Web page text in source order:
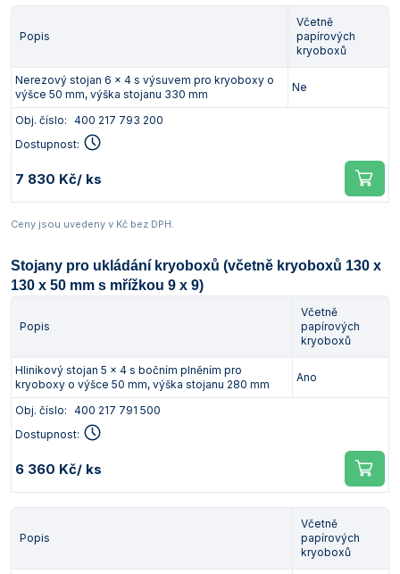
Popis
Včetně
papírových
kryoboxů
Nerezový stojan 6 x 4 s výsuvem pro kryoboxy o
výšce 50 mm, výška stojanu 330 mm
Ne
Obj. číslo: 400 217 793 200
Dostupnost:
7 830 Kč/ ks
Ceny jsou uvedeny v Kč bez DPH.
Stojany pro ukládání kryoboxů (včetně kryoboxů 130 x
130 x 50 mm s mřížkou 9 x 9)
Popis
Včetně
papírových
kryoboxů
Hliníkový stojan 5 x 4 s bočním plněním pro
kryoboxy o výšce 50 mm, výška stojanu 280 mm
Ano
Obj. číslo: 400 217 791 500
Dostupnost:
6 360 Kč/ ks
Popis
Včetně
papírových
kryoboxů